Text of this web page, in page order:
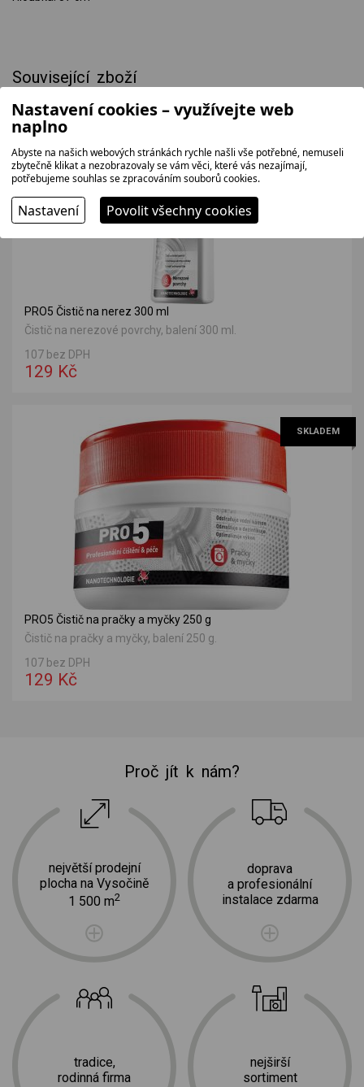
Související zboží
PRO5 Čistič na nerez 300 ml
Čistič na nerezové povrchy, balení 300 ml.
107 bez DPH
129 Kč
SKLADEM
PRO5 Čistič na pračky a myčky 250 g
Čistič na pračky a myčky, balení 250 g.
107 bez DPH
129 Kč
Proč jít k nám?
největší prodejní
plocha na Vysočině
1 500 m2
tradice,
rodinná firma
doprava
a profesionální
instalace zdarma
nejširší
sortiment
Nastavení cookies – využívejte web
naplno
Abyste na našich webových stránkách rychle našli vše potřebné, nemuseli
zbytečně klikat a nezobrazovaly se vám věci, které vás nezajímají,
potřebujeme souhlas se zpracováním souborů cookies.
Nastavení Povolit všechny cookies